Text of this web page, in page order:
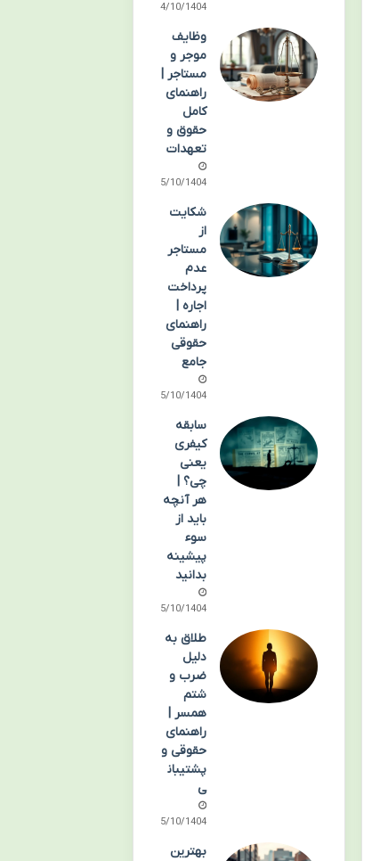
14/10/1404
وظایف
موجر و
مستاجر |
راهنمای
کامل
حقوق و
تعهدات
05/10/1404
شکایت
از
مستاجر
عدم
پرداخت
اجاره |
راهنمای
حقوقی
جامع
05/10/1404
سابقه
کیفری
یعنی
چی؟ |
هر آنچه
باید از
سوء
پیشینه
بدانید
05/10/1404
طلاق به
دلیل
ضرب و
شتم
همسر |
راهنمای
حقوقی و
پشتیبان
ی
05/10/1404
بهترین